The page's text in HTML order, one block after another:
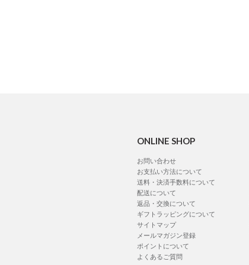
ONLINE SHOP
お問い合わせ
お支払い方法について
送料・決済手数料について
配送について
返品・交換について
ギフトラッピングについて
サイトマップ
メールマガジン登録
ポイントについて
よくあるご質問